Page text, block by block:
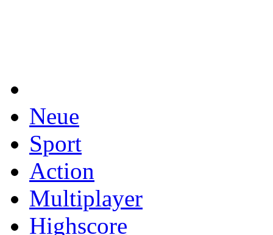
Neue
Sport
Action
Multiplayer
Highscore